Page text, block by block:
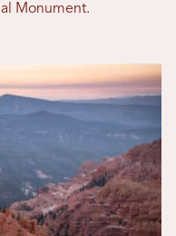
Monument.